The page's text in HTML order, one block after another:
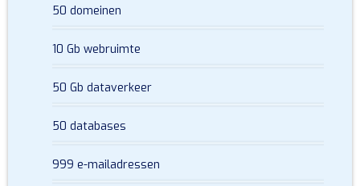
50 domeinen
10 Gb webruimte
50 Gb dataverkeer
50 databases
999 e-mailadressen